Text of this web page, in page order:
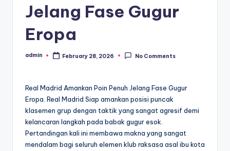
Jelang Fase Gugur
Eropa
Posted
admin February 28, 2026 No Comments
Real Madrid Amankan Poin Penuh Jelang Fase Gugur
Eropa. Real Madrid Siap amankan posisi puncak
klasemen grup dengan taktik yang sangat agresif demi
kelancaran langkah pada babak gugur esok.
Pertandingan kali ini membawa makna yang sangat
mendalam bagi seluruh elemen klub raksasa asal ibu kota